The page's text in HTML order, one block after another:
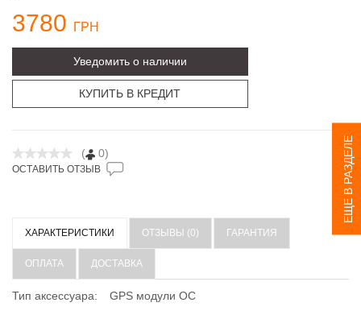
ЕЩЕ В РАЗДЕЛЕ
3780 ГРН
Уведомить о наличии
КУПИТЬ В КРЕДИТ
( 0)
ОСТАВИТЬ ОТЗЫВ
ХАРАКТЕРИСТИКИ ОТЗЫВЫ (0) ГАРАНТИЯ
ОПЛАТА ДОСТАВКА
Тип аксессуара: GPS модули ОС